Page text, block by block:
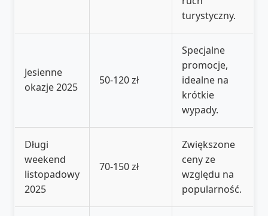
turystyczny.
Jesienne
okazje 2025
50-120 zł
Specjalne
promocje,
idealne na
krótkie
wypady.
Długi
weekend
listopadowy
2025
70-150 zł
Zwiększone
ceny ze
względu na
popularność.